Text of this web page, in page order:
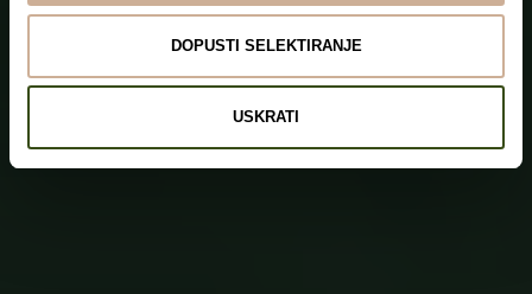
DOPUSTI SELEKTIRANJE
USKRATI